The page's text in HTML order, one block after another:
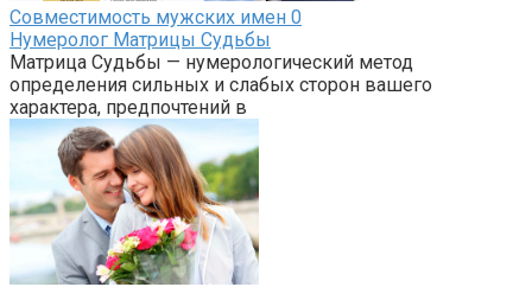
Совместимость мужских имен 0
Нумеролог Матрицы Судьбы
Матрица Судьбы — нумерологический метод
определения сильных и слабых сторон вашего
характера, предпочтений в